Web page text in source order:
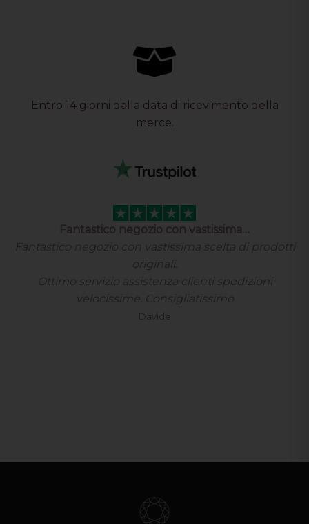
Entro 14 giorni dalla data di ricevimento della
merce.
Fantastico negozio con vastissima…
Fantastico negozio con vastissima scelta di prodotti
originali.
Ottimo servizio assistenza clienti spedizioni
velocissime. Consigliatissimo
Davide